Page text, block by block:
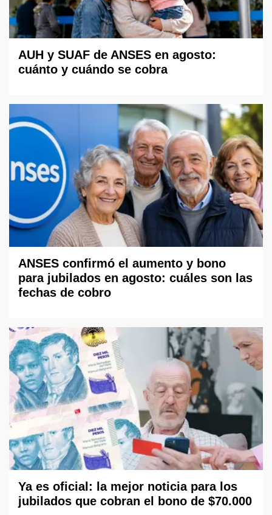
AUH y SUAF de ANSES en agosto:
cuánto y cuándo se cobra
ANSES confirmó el aumento y bono
para jubilados en agosto: cuáles son las
fechas de cobro
Ya es oficial: la mejor noticia para los
jubilados que cobran el bono de $70.000